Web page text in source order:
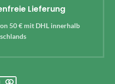
Lieferung
50 € mit DHL innerhalb